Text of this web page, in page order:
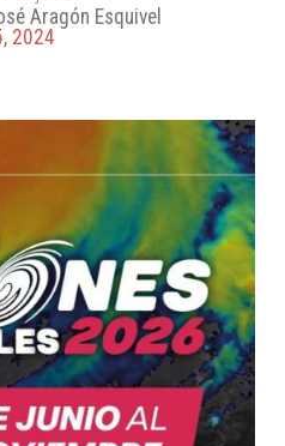
Aragón Esquivel
2024